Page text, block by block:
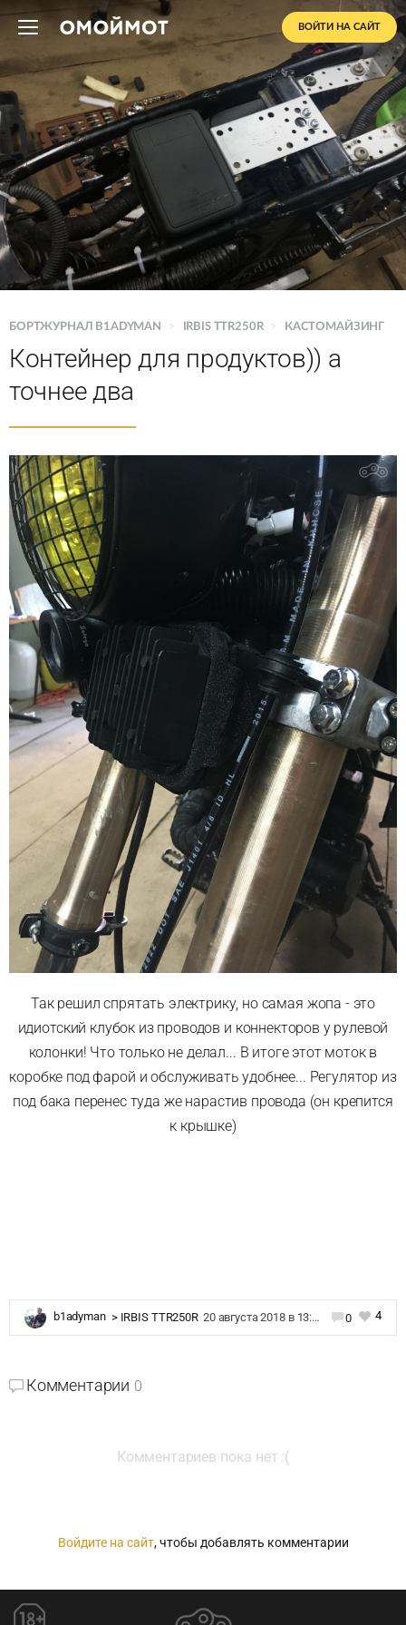
ВОЙТИ НА САЙТ
БОРТЖУРНАЛ B1ADYMAN > IRBIS TTR250R > КАСТОМАЙЗИНГ
Контейнер для продуктов)) а
точнее два
Так решил спрятать электрику, но самая жопа - это
идиотский клубок из проводов и коннекторов у рулевой
колонки! Что только не делал... В итоге этот моток в
коробке под фарой и обслуживать удобнее... Регулятор из
под бака перенес туда же нарастив провода (он крепится
к крышке)
b1adyman > IRBIS TTR250R 20 августа 2018 в 13:07 0 4
Комментарии 0
Комментариев пока нет :(
Войдите на сайт, чтобы добавлять комментарии